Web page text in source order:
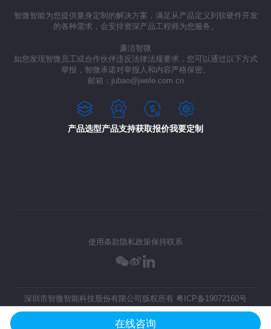
智微智能为您提供量身定制的解决方案，满足从产品定义到软硬件开发
的各种需求，会安排资深产品工程师为您服务。
廉洁智微
如您发现智微员工或合作伙伴违反法律法规要求，您可以通过以下方式
举报，智微承诺对举报人和内容严格保密。
邮箱：jubao@jwele.com.cn
产品选型产品支持获取报价我要定制
使用条款隐私政策保持联系
深圳市智微智能科技股份有限公司版权所有 粤ICP备19072160号
在线咨询